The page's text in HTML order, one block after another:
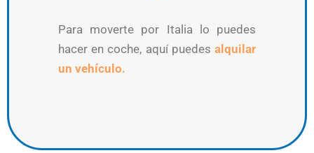
Para moverte por Italia lo puedes
hacer en coche, aquí puedes alquilar
un vehículo.